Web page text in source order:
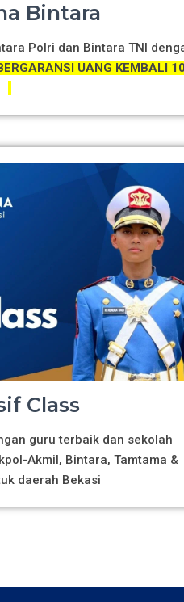
Bintara
Polri dan Bintara TNI
UANG KEMBALI
Class
guru terbaik dan sekolah
Akmil, Bintara, Tamtama &
daerah Bekasi